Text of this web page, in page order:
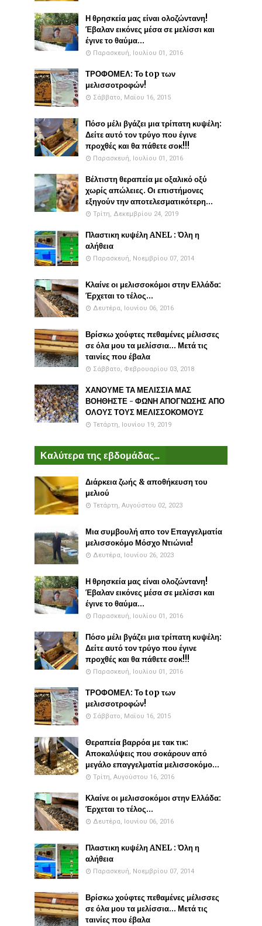
Η θρησκεία μας είναι ολοζώντανη!
Έβαλαν εικόνες μέσα σε μελίσσι και
έγινε το θαύμα...
Παρασκευή, Ιουλίου 01, 2016
ΤΡΟΦΟΜΕΛ: Το top των
μελισσοτροφών!
Σάββατο, Μαΐου 16, 2015
Πόσο μέλι βγάζει μια τρίπατη κυψέλη:
Δείτε αυτό τον τρύγο που έγινε
προχθές και θα πάθετε σοκ!!!
Παρασκευή, Ιουλίου 01, 2016
Βέλτιστη θεραπεία με οξαλικό οξύ
χωρίς απώλειες. Οι επιστήμονες
εξηγούν την αποτελεσματικότερη...
Τρίτη, Δεκεμβρίου 24, 2019
Πλαστικη κυψέλη ANEL : Όλη η
αλήθεια
Παρασκευή, Νοεμβρίου 07, 2014
Κλαίνε οι μελισσοκόμοι στην Ελλάδα:
Έρχεται το τέλος...
Δευτέρα, Ιουνίου 06, 2016
Βρίσκω χούφτες πεθαμένες μέλισσες
σε όλα μου τα μελίσσια... Μετά τις
ταινίες που έβαλα
Σάββατο, Φεβρουαρίου 03, 2018
ΧΑΝΟΥΜΕ ΤΑ ΜΕΛΙΣΣΙΑ ΜΑΣ
ΒΟΗΘΗΣΤΕ - ΦΩΝΗ ΑΠΟΓΝΩΣΗΣ ΑΠΟ
ΟΛΟΥΣ ΤΟΥΣ ΜΕΛΙΣΣΟΚΟΜΟΥΣ
Τετάρτη, Ιουνίου 19, 2019
Καλύτερα της εβδομάδας...
Διάρκεια ζωής & αποθήκευση του
μελιού
Τετάρτη, Αυγούστου 02, 2023
Μια συμβουλή απο τον Επαγγελματία
μελισσοκόμο Μόσχο Ντιώνια!
Δευτέρα, Ιουνίου 26, 2023
Η θρησκεία μας είναι ολοζώντανη!
Έβαλαν εικόνες μέσα σε μελίσσι και
έγινε το θαύμα...
Παρασκευή, Ιουλίου 01, 2016
Πόσο μέλι βγάζει μια τρίπατη κυψέλη:
Δείτε αυτό τον τρύγο που έγινε
προχθές και θα πάθετε σοκ!!!
Παρασκευή, Ιουλίου 01, 2016
ΤΡΟΦΟΜΕΛ: Το top των
μελισσοτροφών!
Σάββατο, Μαΐου 16, 2015
Θεραπεία βαρρόα με τακ τικ:
Αποκαλύψεις που σοκάρουν από
μεγάλο επαγγελματία μελισσοκόμο...
Τρίτη, Αυγούστου 16, 2016
Κλαίνε οι μελισσοκόμοι στην Ελλάδα:
Έρχεται το τέλος...
Δευτέρα, Ιουνίου 06, 2016
Πλαστικη κυψέλη ANEL : Όλη η
αλήθεια
Παρασκευή, Νοεμβρίου 07, 2014
Βρίσκω χούφτες πεθαμένες μέλισσες
σε όλα μου τα μελίσσια... Μετά τις
ταινίες που έβαλα